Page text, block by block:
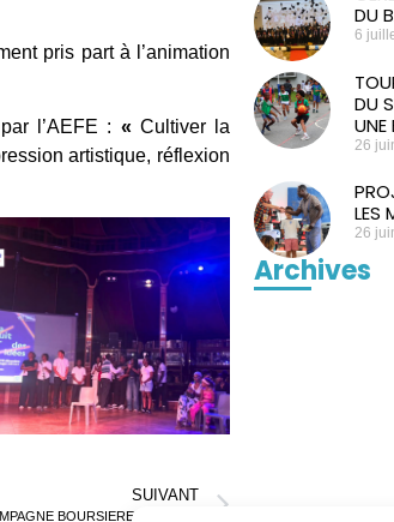
pris part à l’animation
l’AEFE : « Cultiver la
artistique, réflexion
SUIVANT
BOURSIERE 2026/2027
DU
6
DU
UNE
26
LES
26
Archives